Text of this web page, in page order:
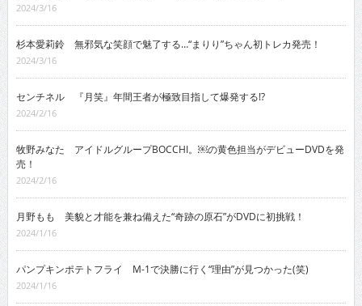
2024/3/16
杉本愛莉鈴 無邪気な笑顔で魅了する…“まりり”ちゃん初トレカ発売！
2024/3/16
センチネル 『月笑』年間王者が極致目指して爆発する!?
2024/2/16
牧野みなた アイドルグループBOCCHI。￼の黄色担当がデビューDVDを発
売！
2024/2/16
月野もも 美貌と才能を兼ね備えた“奇跡の原石”がDVDに初挑戦！
2024/1/16
パンプキンポテトフライ M-1で決勝に行く“理由”が見つかった(笑)
2024/1/16